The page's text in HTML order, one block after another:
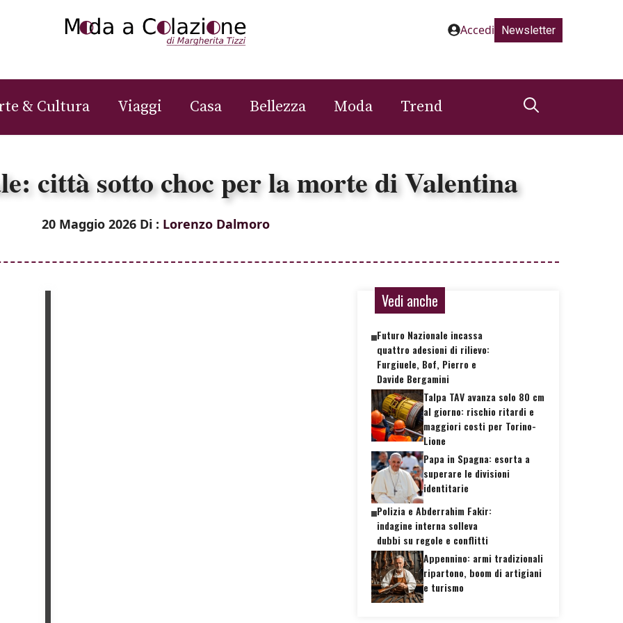
Accedi Newsletter
& Cultura Viaggi Casa Bellezza Moda Trend
città sotto choc per la morte di Valentina
20 Maggio 2026 Di : Lorenzo Dalmoro
Vedi anche
Futuro Nazionale incassa
quattro adesioni di rilievo:
Furgiuele, Bof, Pierro e
Davide Bergamini
Talpa TAV avanza solo 80 cm
al giorno: rischio ritardi e
maggiori costi per Torino-
Lione
Papa in Spagna: esorta a
superare le divisioni
identitarie
Polizia e Abderrahim Fakir:
indagine interna solleva
dubbi su regole e conflitti
Appennino: armi tradizionali
ripartono, boom di artigiani
e turismo